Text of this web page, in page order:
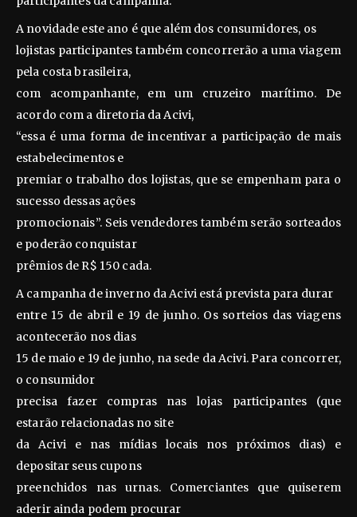
A novidade este ano é que além dos consumidores, os
lojistas participantes também concorrerão a uma viagem
pela costa brasileira,
com acompanhante, em um cruzeiro marítimo. De
acordo com a diretoria da Acivi,
“essa é uma forma de incentivar a participação de mais
estabelecimentos e
premiar o trabalho dos lojistas, que se empenham para o
sucesso dessas ações
promocionais”. Seis vendedores também serão sorteados
e poderão conquistar
prêmios de R$ 150 cada.
A campanha de inverno da Acivi está prevista para durar
entre 15 de abril e 19 de junho. Os sorteios das viagens
acontecerão nos dias
15 de maio e 19 de junho, na sede da Acivi. Para concorrer,
o consumidor
precisa fazer compras nas lojas participantes (que
estarão relacionadas no site
da Acivi e nas mídias locais nos próximos dias) e
depositar seus cupons
preenchidos nas urnas. Comerciantes que quiserem
aderir ainda podem procurar